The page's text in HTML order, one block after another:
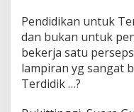
Pendidikan untuk
dan bukan untuk
bekerja satu
lampiran yg sangat
Terdidik …?